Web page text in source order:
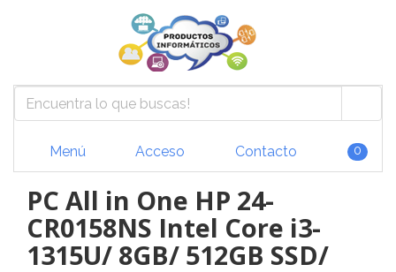
Menú Acceso Contacto 0
PC All in One HP 24-
CR0158NS Intel Core i3-
1315U/ 8GB/ 512GB SSD/